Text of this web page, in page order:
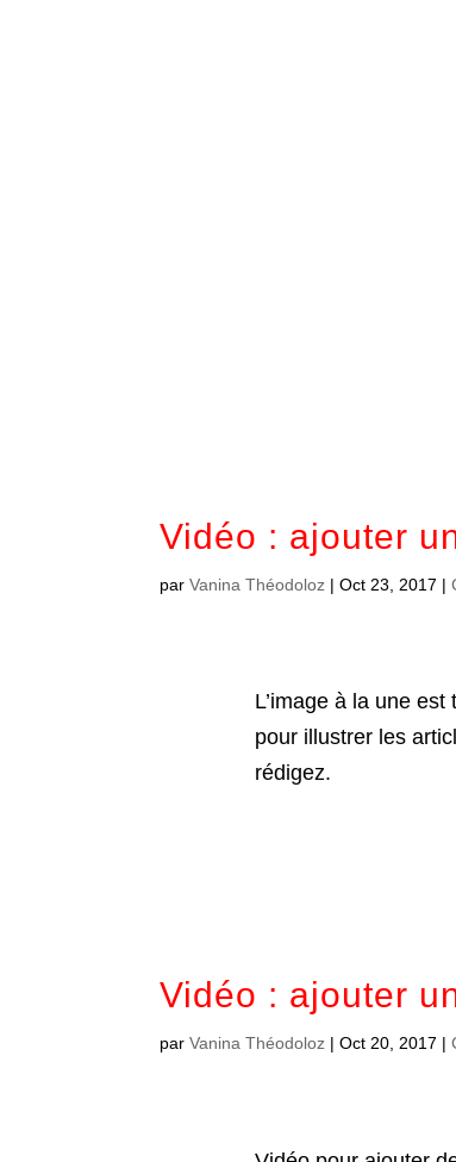
Vidéo : ajouter
parVanina Théodoloz |Oct 23, 2017 |
L’image à la une
pour illustrer les
rédigez.
Vidéo : ajouter
parVanina Théodoloz |Oct 20, 2017 |